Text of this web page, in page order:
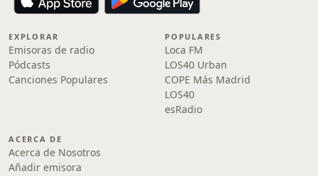
EXPLORAR
Emisoras de radio
Pódcasts
Canciones Populares
POPULARES
Loca FM
LOS40 Urban
COPE Más Madrid
LOS40
esRadio
ACERCA DE
Acerca de Nosotros
Añadir emisora